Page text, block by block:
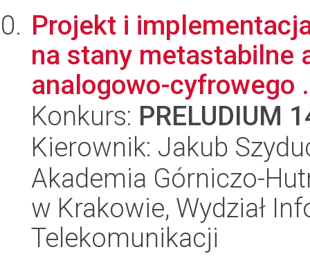
Projekt i
na stany metastabilne
analogowo-cyfrowego
Konkurs: PRELUDIUM
Kierownik: Jakub
Akademia Górniczo-
w Krakowie, Wydział
Telekomunikacji